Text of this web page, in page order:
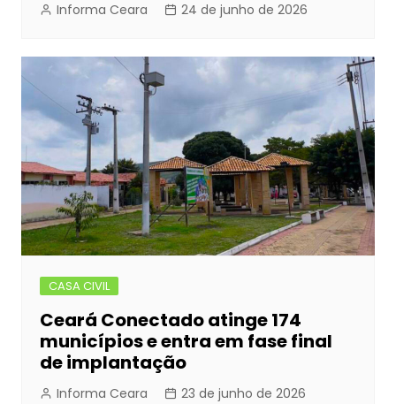
Informa Ceara 24 de junho de 2026
CASA CIVIL
Ceará Conectado atinge 174
municípios e entra em fase final
de implantação
Informa Ceara 23 de junho de 2026